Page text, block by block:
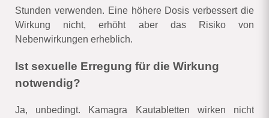
Stunden verwenden. Eine höhere Dosis verbessert die
Wirkung nicht, erhöht aber das Risiko von
Nebenwirkungen erheblich.
Ist sexuelle Erregung für die Wirkung
notwendig?
Ja, unbedingt. Kamagra Kautabletten wirken nicht